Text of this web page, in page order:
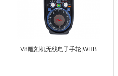
V8雕刻机无线电子手轮|WHB